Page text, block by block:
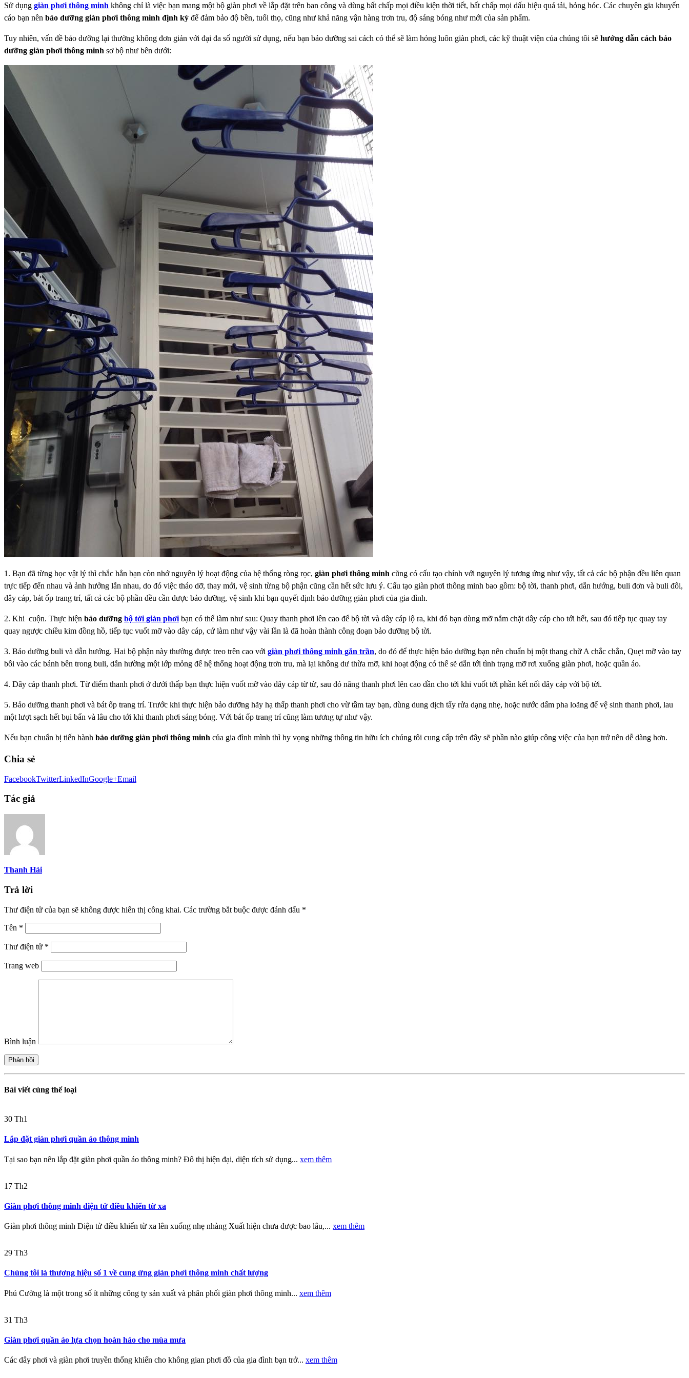
Sử dụng giàn phơi thông minh không chỉ là việc bạn mang một bộ giàn phơi về lắp đặt trên ban công và dùng bất chấp mọi điều kiện thời tiết, bất chấp mọi dấu hiệu quá tải, hỏng hóc. Các chuyên gia khuyến
cáo bạn nên bảo dưỡng giàn phơi thông minh định kỳ để đảm bảo độ bền, tuổi thọ, cũng như khả năng vận hàng trơn tru, độ sáng bóng như mới của sản phẩm.
Tuy nhiên, vấn đề bảo dưỡng lại thường không đơn giản với đại đa số người sử dụng, nếu bạn bảo dưỡng sai cách có thể sẽ làm hỏng luôn giàn phơi, các kỹ thuật viện của chúng tôi sẽ hướng dẫn cách bảo
dưỡng giàn phơi thông minh sơ bộ như bên dưới:
1. Bạn đã từng học vật lý thì chắc hẳn bạn còn nhớ nguyên lý hoạt động của hệ thống ròng rọc, giàn phơi thông minh cũng có cấu tạo chính với nguyên lý tương ứng như vậy, tất cả các bộ phận đều liên quan
trực tiếp đến nhau và ảnh hưởng lẫn nhau, do đó việc tháo dỡ, thay mới, vệ sinh từng bộ phận cũng cần hết sức lưu ý. Cấu tạo giàn phơi thông minh bao gồm: bộ tời, thanh phơi, dẫn hướng, buli đơn và buli đôi,
dây cáp, bát ốp trang trí, tất cả các bộ phần đều cần được bảo dưỡng, vệ sinh khi bạn quyết định bảo dưỡng giàn phơi của gia đình.
2. Khi cuộn. Thực hiện bảo dưỡng bộ tời giàn phơi bạn có thể làm như sau: Quay thanh phơi lên cao để bộ tời và dây cáp lộ ra, khi đó bạn dùng mỡ nắm chặt dây cáp cho tới hết, sau đó tiếp tục quay tay
quay ngược chiều kim đồng hồ, tiếp tục vuốt mỡ vào dây cáp, cứ làm như vậy vài lần là đã hoàn thành công đoạn bảo dưỡng bộ tời.
3. Bảo dưỡng buli và dẫn hướng. Hai bộ phận này thường được treo trên cao với giàn phơi thông minh gắn trần, do đó để thực hiện bảo dưỡng bạn nên chuẩn bị một thang chữ A chắc chắn, Quẹt mỡ vào tay
bôi vào các bánh bên trong buli, dẫn hường một lớp mỏng để hệ thống hoạt động trơn tru, mà lại không dư thừa mỡ, khi hoạt động có thể sẽ dẫn tới tình trạng mỡ rơi xuống giàn phơi, hoặc quần áo.
4. Dây cáp thanh phơi. Từ điểm thanh phơi ở dưới thấp bạn thực hiện vuốt mỡ vào dây cáp từ từ, sau đó nâng thanh phơi lên cao dần cho tới khi vuốt tới phần kết nối dây cáp với bộ tời.
5. Bảo dưỡng thanh phơi và bát ốp trang trí. Trước khi thực hiện bảo dưỡng hãy hạ thấp thanh phơi cho vừ tầm tay bạn, dùng dung dịch tẩy rửa dạng nhẹ, hoặc nước dấm pha loãng để vệ sinh thanh phơi, lau
một lượt sạch hết bụi bẩn và lâu cho tới khi thanh phơi sáng bóng. Với bát ốp trang trícũng làm tương tự như vậy.
Nếu bạn chuẩn bị tiến hành bảo dưỡng giàn phơi thông minh của gia đình mình thì hy vọng những thông tin hữu ích chúng tôi cung cấp trên đây sẽ phần nào giúp công việc của bạn trở nên dễ dàng hơn.
Chia sẻ
FacebookTwitterLinkedInGoogle+Email
Tác giả
Thanh Hải
Trả lời
Thư điện tử của bạn sẽ không được hiển thị công khai. Các trường bắt buộc được đánh dấu *
Tên *
Thư điện tử *
Trang web
Bình luận
Bài viết cùng thể loại
30 Th1
Lắp đặt giàn phơi quần áo thông minh
Tại sao bạn nên lắp đặt giàn phơi quần áo thông minh? Đô thị hiện đại, diện tích sử dụng... xem thêm
17 Th2
Giàn phơi thông minh điện tử điều khiển từ xa
Giàn phơi thông minh Điện tử điều khiển từ xa lên xuống nhẹ nhàng Xuất hiện chưa được bao lâu,... xem thêm
29 Th3
Chúng tôi là thương hiệu số 1 về cung ứng giàn phơi thông minh chất lượng
Phú Cường là một trong số ít những công ty sản xuất và phân phối giàn phơi thông minh... xem thêm
31 Th3
Giàn phơi quần áo lựa chọn hoàn hảo cho mùa mưa
Các dây phơi và giàn phơi truyền thống khiến cho không gian phơi đồ của gia đình bạn trở... xem thêm